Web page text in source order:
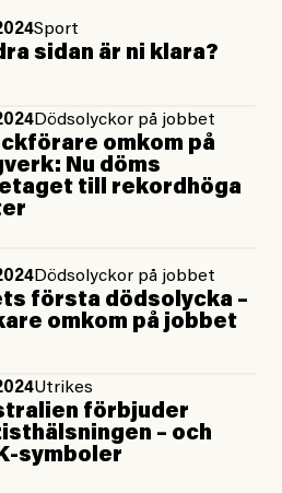
Sport
sidan är ni klara?
Dödsolyckor på jobbet
omkom på
Nu döms
till rekordhöga
Dödsolyckor på jobbet
första dödsolycka –
omkom på jobbet
Utrikes
förbjuder
– och
symboler